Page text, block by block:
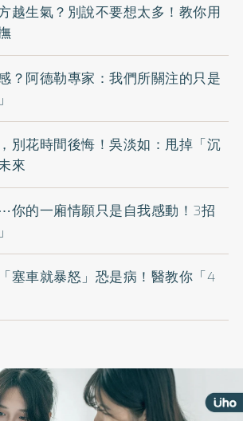
越生氣？別說不要想太多！教你用
？阿德勒專家：我們所關注的只是
別花時間後悔！吳淡如：甩掉「沉
來
你的一廂情願只是自我感動！3招
塞車就暴怒」恐是病！醫教你「4